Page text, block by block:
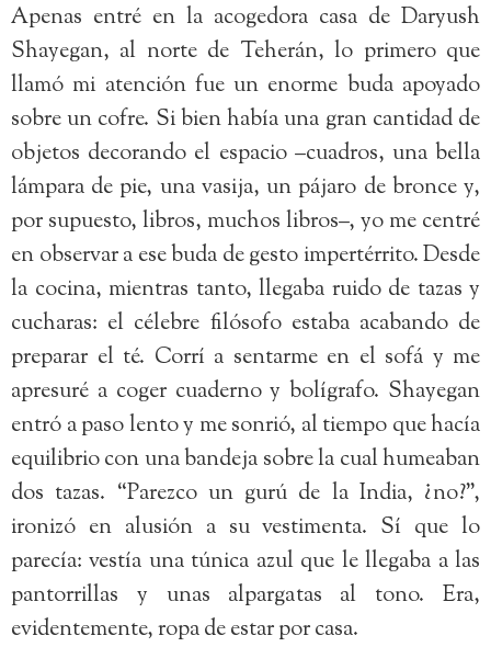
Apenas entré en la acogedora casa de Daryush
Shayegan, al norte de Teherán, lo primero que
llamó mi atención fue un enorme buda apoyado
sobre un cofre. Si bien había una gran cantidad de
objetos decorando el espacio –cuadros, una bella
lámpara de pie, una vasija, un pájaro de bronce y,
por supuesto, libros, muchos libros–, yo me centré
en observar a ese buda de gesto impertérrito. Desde
la cocina, mientras tanto, llegaba ruido de tazas y
cucharas: el célebre filósofo estaba acabando de
preparar el té. Corrí a sentarme en el sofá y me
apresuré a coger cuaderno y bolígrafo. Shayegan
entró a paso lento y me sonrió, al tiempo que hacía
equilibrio con una bandeja sobre la cual humeaban
dos tazas. “Parezco un gurú de la India, ¿no?”,
ironizó en alusión a su vestimenta. Sí que lo
parecía: vestía una túnica azul que le llegaba a las
pantorrillas y unas alpargatas al tono. Era,
evidentemente, ropa de estar por casa.